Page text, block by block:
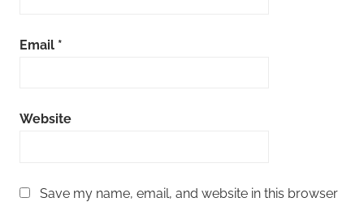
Email *
Website
Save my name, email, and website in this browser